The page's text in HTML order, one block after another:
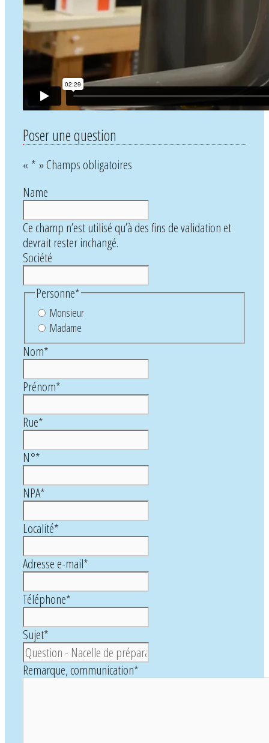
Poser une question
« * » Champs obligatoires
Name
Ce champ n’est utilisé qu’à des fins de validation et
devrait rester inchangé.
Société
Personne*
Monsieur
Madame
Nom*
Prénom*
Rue*
N°*
NPA*
Localité*
Adresse e-mail*
Téléphone*
Sujet*
Remarque, communication*